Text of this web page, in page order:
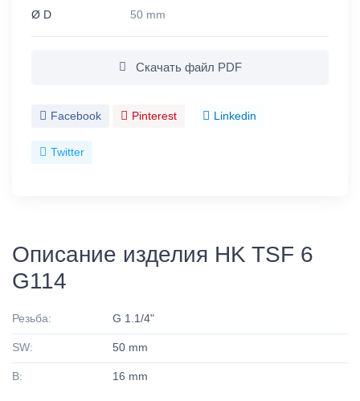
Ø D 50 mm
Скачать файл PDF
Facebook Pinterest Linkedin
Twitter
Описание изделия HK TSF 6
G114
Резьба: G 1.1/4"
SW: 50 mm
B: 16 mm